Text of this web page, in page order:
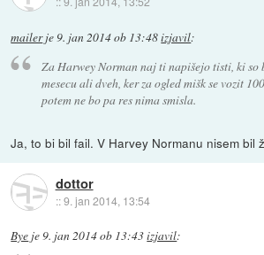
mailerje9. jan 2014 ob 13:48izjavil:
Za Harwey Norman naj ti napišejo tisti, ki so
mesecu ali dveh, ker za ogled mišk se vozit
potem ne bo pa res nima smisla.
Ja, to bi bil fail. V Harvey Normanu nisem bil
dottor
::9. jan 2014, 13:54
Bye je9. jan 2014 ob 13:43izjavil: